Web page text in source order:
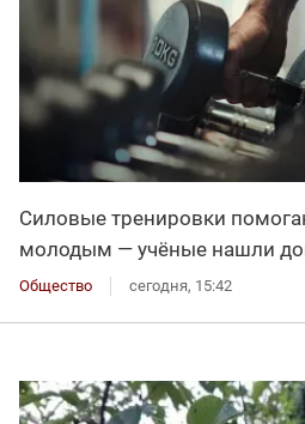
Силовые тренировки
молодым — учёные нашли
Общество сегодня, 15:42